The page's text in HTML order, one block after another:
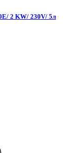
2 KW/ 230V/ 5л